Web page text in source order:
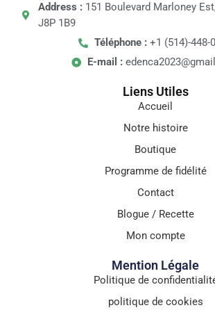
Address :151 Boulevard Marloney
J8P 1B9
Téléphone :+1 (514)-448-
E-mail :
Liens Utiles
Accueil
Notre histoire
Boutique
Programme de fidélité
Contact
Blogue / Recette
Mon compte
Mention Légale
Politique de
politique de cookies